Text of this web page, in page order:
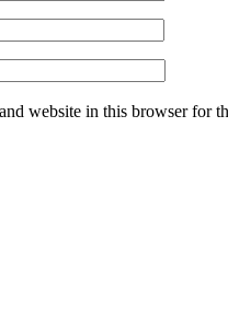
website in this browser for